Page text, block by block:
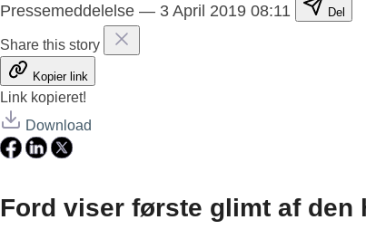
Pressemeddelelse — 3 April 2019 08:11 Del
Share this story
Kopier link
Link kopieret!
Download
Ford viser første glimt af den